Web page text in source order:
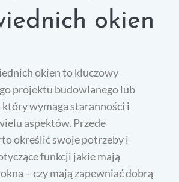
okien
okien to kluczowy
projektu budowlanego lub
wymaga staranności i
aspektów. Przede
określić swoje potrzeby i
funkcji jakie mają
– czy mają zapewniać dobrą